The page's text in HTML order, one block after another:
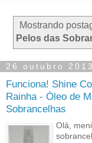
Mostrando
Pelos das
26 outubro 2013
Funciona! Shine
Rainha - Óleo de
Sobrancelhas
Olá,